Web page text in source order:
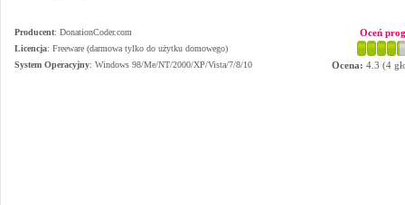
Producent: DonationCoder.com
Licencja: Freeware (darmowa tylko do użytku domowego)
System Operacyjny: Windows 98/Me/NT/2000/XP/Vista/7/8/10
Oceń
Ocena: 4.3 (4